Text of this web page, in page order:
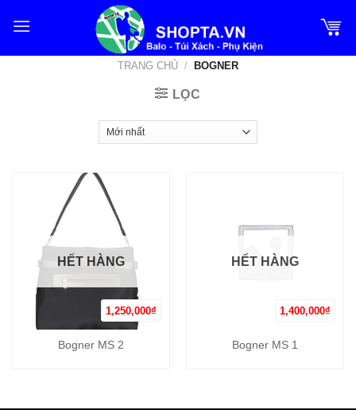
qua
TRANG CHỦ / BOGNER
LỌC
1,250,000₫
HẾT HÀNG
Bogner MS 2
1,400,000₫
HẾT HÀNG
Bogner MS 1